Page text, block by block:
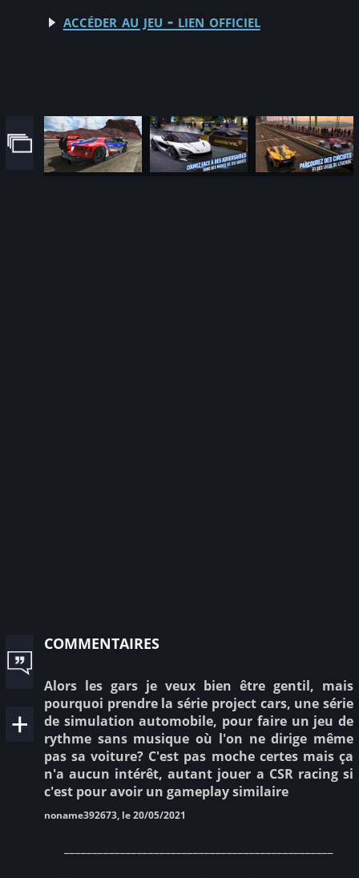
accéder au jeu - lien officiel
commentaires
Alors les gars je veux bien être gentil, mais
pourquoi prendre la série project cars, une série
de simulation automobile, pour faire un jeu de
rythme sans musique où l'on ne dirige même
pas sa voiture? C'est pas moche certes mais ça
n'a aucun intérêt, autant jouer a CSR racing si
c'est pour avoir un gameplay similaire
noname392673, le 20/05/2021